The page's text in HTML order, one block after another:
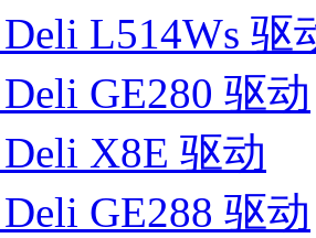
L514Ws 驱
GE280 驱动
X8E 驱动
GE288 驱动